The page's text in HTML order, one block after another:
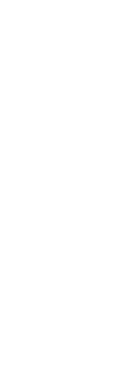
Maison
Rue